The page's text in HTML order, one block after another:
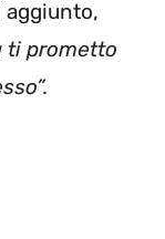
aggiunto,
ti prometto